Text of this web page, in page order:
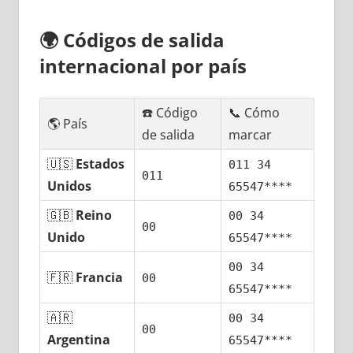
🌍 Códigos dе salida
internacional pοr país
🌎 País
☎️ Código
dе salida
📞 Cómo
marcar
🇺🇸 Estados
Unidos
011
011 34
65547****
🇬🇧 Reino
Unido
00
00 34
65547****
🇫🇷 Francia 00
00 34
65547****
🇦🇷
Argentina
00
00 34
65547****